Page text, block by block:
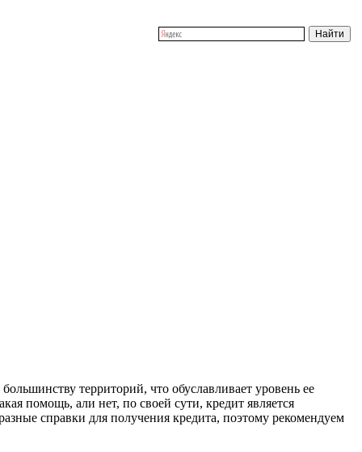
территорий, что обуславливает уровень ее
помощь, али нет, по своей сути, кредит является
справки для получения кредита, поэтому рекомендуем